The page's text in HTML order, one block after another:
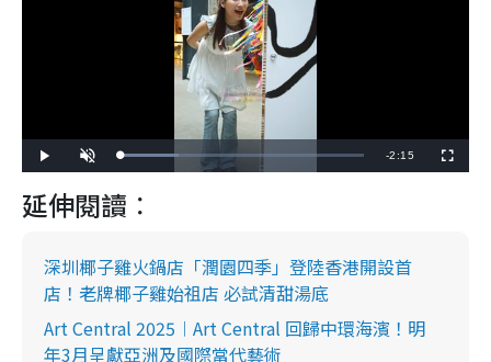
l
y
n
u
t
e
L
.
0
0
%
R
-2:15
u
延伸閱讀︰
深圳椰子雞火鍋店「潤園四季」登陸香港開設首
店！老牌椰子雞始祖店 必試清甜湯底
Art Central 2025︱Art Central 回歸中環海濱！明
年3月呈獻亞洲及國際當代藝術